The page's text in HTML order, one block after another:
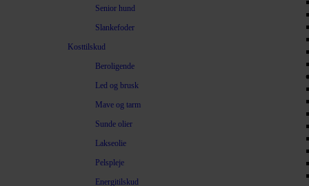
Senior hund
Slankefoder
Kosttilskud
Beroligende
Led og brusk
Mave og tarm
Sunde olier
Lakseolie
Pelspleje
Energitilskud